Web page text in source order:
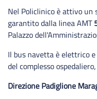
Palazzo
Pronto soccorso DEA
Nel Policlinico è attivo un
garantito dalla linea AMT
Palazzo
Il bus navetta è elettrico
del complesso
Direzione Padiglione